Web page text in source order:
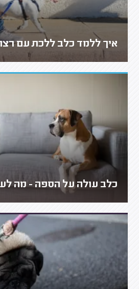
איך ללמד כלב ללכת עם
כלב עולה על הספה - מה